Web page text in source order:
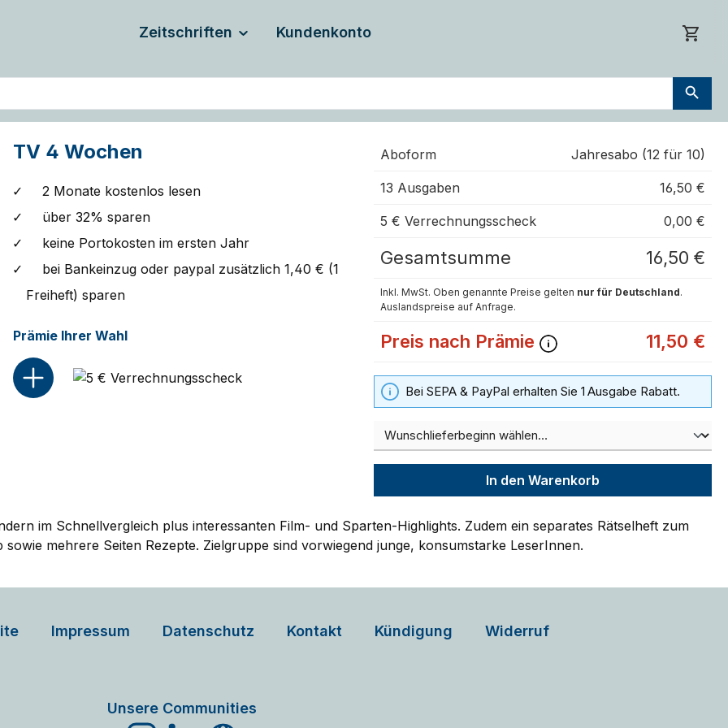
Zeitschriften Kundenkonto
TV 4 Wochen
Prämie Ihrer Wahl
2 Monate kostenlos lesen
über 32% sparen
keine Portokosten im ersten Jahr
bei Bankeinzug oder paypal zusätzlich 1,40 € (1
Freiheft) sparen
Aboform Jahresabo (12 für 10)
13 Ausgaben 16,50 €
5 € Verrechnungsscheck 0,00 €
Gesamtsumme 16,50 €
Inkl. MwSt. Oben genannte Preise gelten nur für Deutschland.
Auslandspreise auf Anfrage.
Preis nach Prämie 11,50 €
Bei SEPA & PayPal erhalten Sie 1 Ausgabe Rabatt.
In den Warenkorb
im Schnellvergleich plus interessanten Film- und Sparten-Highlights. Zudem ein separates Rätselheft zum
mehrere Seiten Rezepte. Zielgruppe sind vorwiegend junge, konsumstarke LeserInnen.
Impressum Datenschutz Kontakt Kündigung Widerruf
Unsere Communities